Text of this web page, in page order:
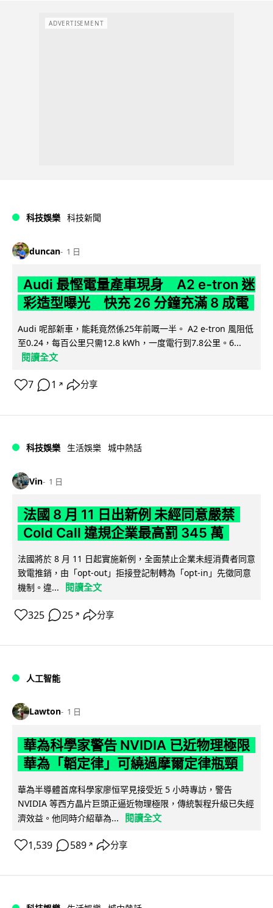
ADVERTISEMENT
科技娛樂 科技新聞
duncan 1 日
Audi 最慳電量產車現身 A2 e-tron 迷
彩造型曝光 快充 26 分鐘充滿 8 成電
Audi 呢部新車，能耗竟然係25年前嘅一半。 A2 e-tron 風阻低
至0.24，每百公里只需12.8 kWh，一度電行到7.8公里。6...
閱讀全文
7 1 ↗ 分享
科技娛樂 生活娛樂 城中熱話
Vin 1 日
法國 8 月 11 日出新例 未經同意嚴禁
Cold Call 違規企業最高罰 345 萬
法國將於 8 月 11 日起實施新例，全面禁止企業未經消費者同意
致電推銷，由「opt-out」拒接登記制轉為「opt-in」先徵同意
機制。違...
閱讀全文
325 25 ↗ 分享
人工智能
Lawton 1 日
華為科學家警告 NVIDIA 已近物理極限
華為「韜定律」可繞過摩爾定律瓶頸
華為半導體首席科學家廖恒罕見接受近 5 小時專訪，警告
NVIDIA 等西方晶片巨頭正逼近物理極限，傳統製程升級已失經
濟效益。他同時介紹華為...
閱讀全文
1,539 589 ↗ 分享